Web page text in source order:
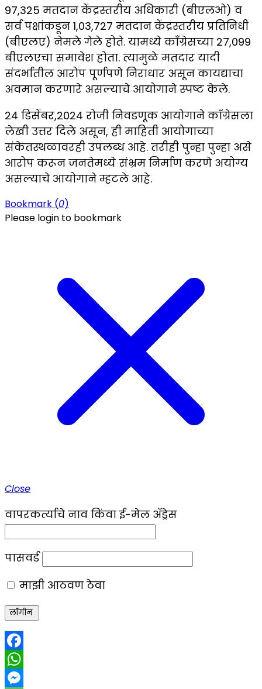
97,325 मतदान केंद्रस्तरीय अधिकारी (बीएलओ) व
सर्व पक्षांकडून 1,03,727 मतदान केंद्रस्तरीय प्रतिनिधी
(बीएलए) नेमले गेले होते. यामध्ये काँग्रेसच्या 27,099
बीएलएचा समावेश होता. त्यामुळे मतदार यादी
संदर्भातील आरोप पूर्णपणे निराधार असून कायद्याचा
अवमान करणारे असल्याचे आयोगाने स्पष्ट केले.
24 डिसेंबर,2024 रोजी निवडणूक आयोगाने काँग्रेसला
लेखी उत्तर दिले असून, ही माहिती आयोगाच्या
संकेतस्थळावरही उपलब्ध आहे. तरीही पुन्हा पुन्हा असे
आरोप करून जनतेमध्ये संभ्रम निर्माण करणे अयोग्य
असल्याचे आयोगाने म्हटले आहे.
Bookmark (0)
Please login to bookmark
Close
वापरकर्त्याचे नाव किंवा ई-मेल ॲड्रेस
पासवर्ड
माझी आठवण ठेवा
Facebook
WhatsApp